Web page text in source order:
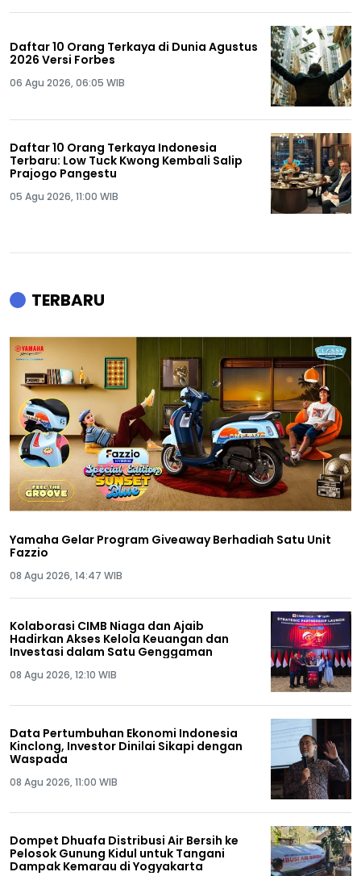
Daftar 10 Orang Terkaya di Dunia Agustus
2026 Versi Forbes
06 Agu 2026, 06:05 WIB
Daftar 10 Orang Terkaya Indonesia
Terbaru: Low Tuck Kwong Kembali Salip
Prajogo Pangestu
05 Agu 2026, 11:00 WIB
TERBARU
Yamaha Gelar Program Giveaway Berhadiah Satu Unit
Fazzio
08 Agu 2026, 14:47 WIB
Kolaborasi CIMB Niaga dan Ajaib
Hadirkan Akses Kelola Keuangan dan
Investasi dalam Satu Genggaman
08 Agu 2026, 12:10 WIB
Data Pertumbuhan Ekonomi Indonesia
Kinclong, Investor Dinilai Sikapi dengan
Waspada
08 Agu 2026, 11:00 WIB
Dompet Dhuafa Distribusi Air Bersih ke
Pelosok Gunung Kidul untuk Tangani
Dampak Kemarau di Yogyakarta